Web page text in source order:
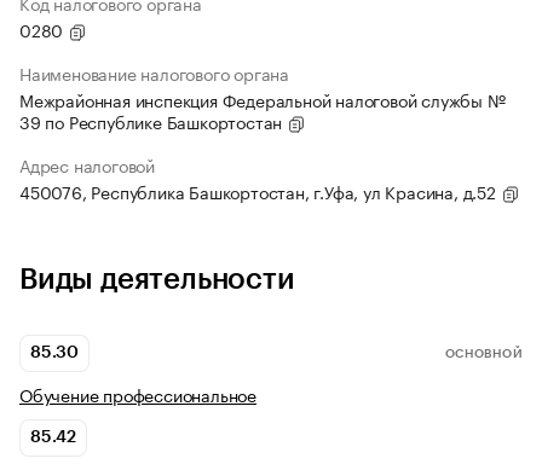
0280
Наименование налогового органа
Межрайонная инспекция Федеральной налоговой службы №
39 по Республике Башкортостан
Адрес налоговой
450076, Республика Башкортостан, г.Уфа, ул Красина, д.52
Виды деятельности
85.30 ОСНОВНОЙ
Обучение профессиональное
85.42